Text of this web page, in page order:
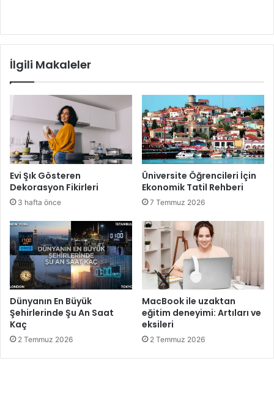
İlgili Makaleler
Evi Şık Gösteren
Dekorasyon Fikirleri
3 hafta önce
Üniversite Öğrencileri İçin
Ekonomik Tatil Rehberi
7 Temmuz 2026
Dünyanın En Büyük
Şehirlerinde Şu An Saat
Kaç
2 Temmuz 2026
MacBook ile uzaktan
eğitim deneyimi: Artıları ve
eksileri
2 Temmuz 2026